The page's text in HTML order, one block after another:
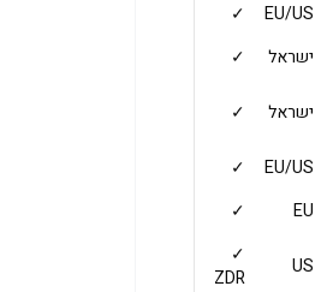
EU/US
✓
ישראל ✓
ישראל ✓
EU/US
✓
EU
✓
US
✓
ZDR